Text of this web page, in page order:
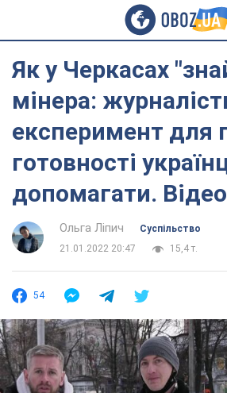
Як у Черкасах
мінера:
експеримент для
готовності
допомагати. Відео
Ольга Ліпич
Суспільство
21.01.2022 20:47
15,4 т.
54